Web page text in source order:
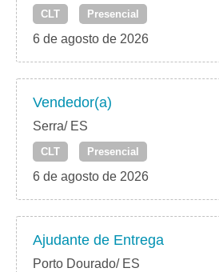
CLT Presencial
6 de agosto de 2026
Vendedor(a)
Serra/ ES
CLT Presencial
6 de agosto de 2026
Ajudante de Entrega
Porto Dourado/ ES